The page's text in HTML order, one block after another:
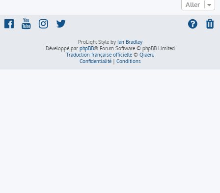
Aller
ProLight Style by Ian Bradley
Développé par phpBB® Forum Software © phpBB Limited
Traduction française officielle© Qiaeru
Confidentialité| Conditions